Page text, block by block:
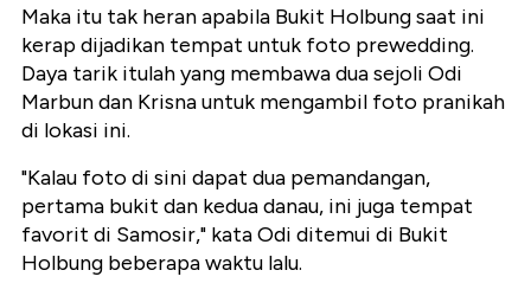
Maka itu tak heran apabila Bukit Holbung saat ini
kerap dijadikan tempat untuk foto prewedding.
Daya tarik itulah yang membawa dua sejoli Odi
Marbun dan Krisna untuk mengambil foto pranikah
di lokasi ini.
"Kalau foto di sini dapat dua pemandangan,
pertama bukit dan kedua danau, ini juga tempat
favorit di Samosir," kata Odi ditemui di Bukit
Holbung beberapa waktu lalu.